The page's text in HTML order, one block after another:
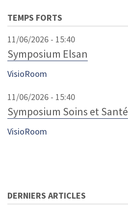
TEMPS FORTS
11/06/2026 - 15:40
Symposium Elsan
VisioRoom
11/06/2026 - 15:40
Symposium Soins et Santé
VisioRoom
DERNIERS ARTICLES